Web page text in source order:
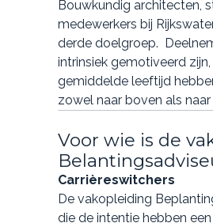
Bouwkundig architecten,
medewerkers bij
derde doelgroep.
intrinsiek gemotiveerd
gemiddelde leeftijd
zowel naar boven als
Voor wie is de
Carrièreswitchers
De vakopleiding
die de intentie hebben